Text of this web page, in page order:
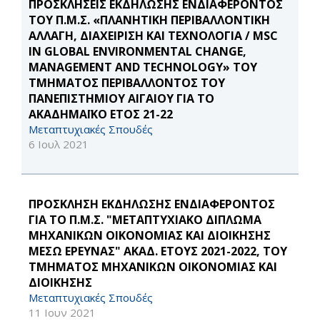
ΠΡΟΣΚΛΗΣΕΙΣ ΕΚΔΗΛΩΣΗΣ ΕΝΔΙΑΦΕΡΟΝΤΟΣ
ΤΟΥ Π.Μ.Σ. «ΠΛΑΝΗΤΙΚΗ ΠΕΡΙΒΑΛΛΟΝΤΙΚΗ
ΑΛΛΑΓΗ, ΔΙΑΧΕΙΡΙΣΗ ΚΑΙ ΤΕΧΝΟΛΟΓΙΑ / MSC
IN GLOBAL ENVIRONMENTAL CHANGE,
MANAGEMENT AND TECHNOLOGY» ΤΟΥ
ΤΜΗΜΑΤΟΣ ΠΕΡΙΒΑΛΛΟΝΤΟΣ ΤΟΥ
ΠΑΝΕΠΙΣΤΗΜΙΟΥ ΑΙΓΑΙΟΥ ΓΙΑ ΤΟ
ΑΚΑΔΗΜΑΪΚΟ ΕΤΟΣ 21-22
Μεταπτυχιακές Σπουδές
6 Ιουλ 2021
ΠΡΟΣΚΛΗΣΗ ΕΚΔΗΛΩΣΗΣ ΕΝΔΙΑΦΕΡΟΝΤΟΣ
ΓΙΑ ΤΟ Π.Μ.Σ. "ΜΕΤΑΠΤΥΧΙΑΚΟ ΔΙΠΛΩΜΑ
ΜΗΧΑΝΙΚΩΝ ΟΙΚΟΝΟΜΙΑΣ ΚΑΙ ΔΙΟΙΚΗΣΗΣ
ΜΕΣΩ ΕΡΕΥΝΑΣ" ΑΚΑΔ. ΕΤΟΥΣ 2021-2022, ΤΟΥ
ΤΜΗΜΑΤΟΣ ΜΗΧΑΝΙΚΩΝ ΟΙΚΟΝΟΜΙΑΣ ΚΑΙ
ΔΙΟΙΚΗΣΗΣ
Μεταπτυχιακές Σπουδές
11 Ιουν 2021